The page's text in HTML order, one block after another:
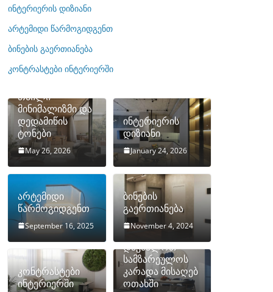
რ
ბ
ი
ინტერიერის დიზიანი
არტემიდი წარმოგიდგენთ
ბინების გაერთიანება
კონტრასტები ინტერიერში
თბილი
მინიმალიზმი და
დედამიწის
ტონები
May 26, 2026
ინტერიერის
დიზიანი
January 24, 2026
არტემიდი
წარმოგიდგენთ
September 16, 2025
ბინების
გაერთიანება
November 4, 2024
კონტრასტები
ინტერიერში
როგორ
დავმალოთ
სამზარეულოს
კარადა მისაღებ
ოთახში